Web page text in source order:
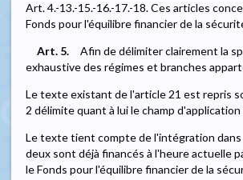
Art. 4.-13.-15.-16.-17.-18. Ces articles
Fonds pour l'équilibre financier de la
Art. 5.
Afin de délimiter clairement la
exhaustive des régimes et branches
Le texte existant de l'article 21 est repris
2 délimite quant à lui le champ
Le texte tient compte de l'intégration dans
deux sont déjà financés à l'heure actuelle
le Fonds pour l'équilibre financier de la